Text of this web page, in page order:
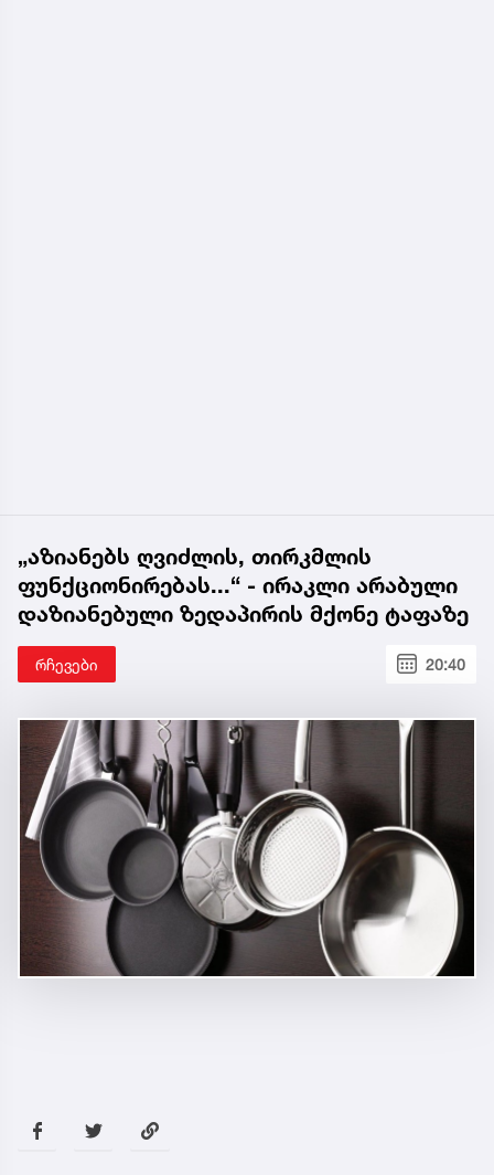
„აზიანებს ღვიძლის, თირკმლის
ფუნქციონირებას...“ - ირაკლი არაბული
დაზიანებული ზედაპირის მქონე ტაფაზე
რჩევები 20:40